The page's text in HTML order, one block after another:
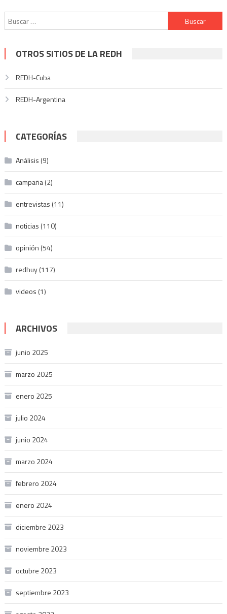
Buscar:
OTROS SITIOS DE LA REDH
REDH-Cuba
REDH-Argentina
CATEGORÍAS
Análisis (9)
campaña(2)
entrevistas (11)
noticias (110)
opinión (54)
redhuy(117)
videos (1)
ARCHIVOS
junio 2025
marzo 2025
enero 2025
julio 2024
junio 2024
marzo 2024
febrero 2024
enero 2024
diciembre 2023
noviembre 2023
octubre 2023
septiembre 2023